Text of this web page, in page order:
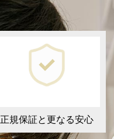
正規保証と更なる安心